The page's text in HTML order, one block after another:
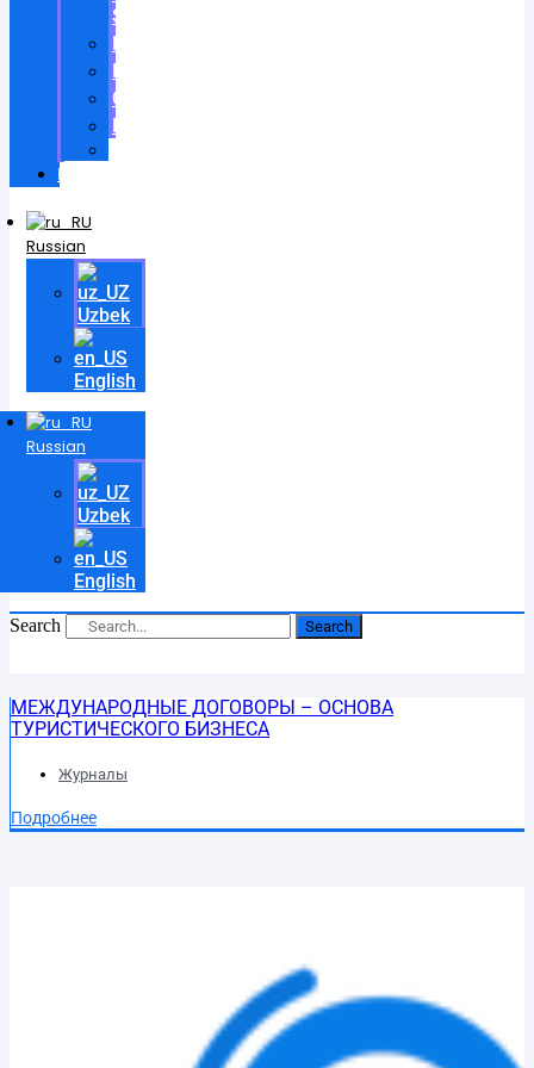
School
Награды
Патенты
Сертификаты
Контракты
Контакт
Russian
Uzbek
English
Russian
Uzbek
English
Search Search
МЕЖДУНАРОДНЫЕ ДОГОВОРЫ – ОСНОВА
ТУРИСТИЧЕСКОГО БИЗНЕСА
Журналы
Подробнее